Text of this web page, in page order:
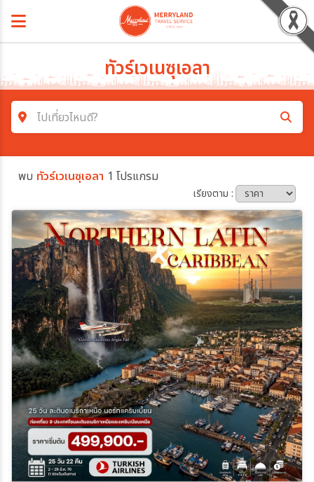
ทัวร์เวเนซุเอลา
ไปเที่ยวไหนดี?
ค้นหาโปรแกรมทัวร์
โซน
ประเทศ
เมือง
สายการบิน
ตั้งแต่วันที่
พบ ทัวร์เวเนซุเอลา 1 โปรแกรม
เรียงตาม :